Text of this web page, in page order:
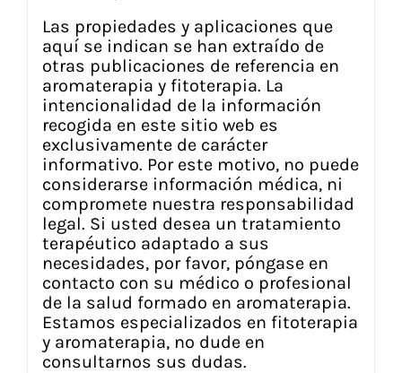
Las propiedades y aplicaciones que
aquí se indican se han extraído de
otras publicaciones de referencia en
aromaterapia y fitoterapia. La
intencionalidad de la información
recogida en este sitio web es
exclusivamente de carácter
informativo. Por este motivo, no puede
considerarse información médica, ni
compromete nuestra responsabilidad
legal. Si usted desea un tratamiento
terapéutico adaptado a sus
necesidades, por favor, póngase en
contacto con su médico o profesional
de la salud formado en aromaterapia.
Estamos especializados en fitoterapia
y aromaterapia, no dude en
consultarnos sus dudas.